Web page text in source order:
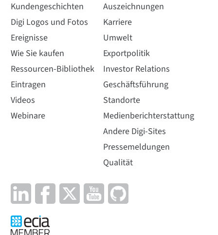
Kundengeschichten
Digi Logos und Fotos
Ereignisse
Wie Sie kaufen
Ressourcen-Bibliothek
Eintragen
Videos
Webinare
Auszeichnungen
Karriere
Umwelt
Exportpolitik
Investor Relations
Geschäftsführung
Standorte
Medienberichterstattung
Andere Digi-Sites
Pressemeldungen
Qualität